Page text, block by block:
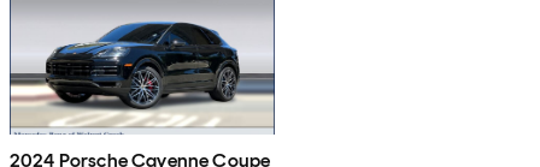
2024 Porsche Cayenne Coupe